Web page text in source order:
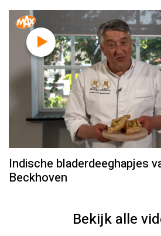
Indische bladerdeeghapjes
Beckhoven
Bekijk alle